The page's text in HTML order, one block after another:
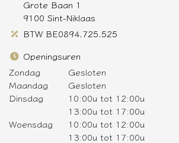
Grote Baan 1
9100 Sint-Niklaas
BTW BE0894.725.525
Openingsuren
Zondag
Gesloten
Maandag
Gesloten
Dinsdag
10:00u tot 12:00u
13:00u tot 17:00u
Woensdag
10:00u tot 12:00u
13:00u tot 17:00u